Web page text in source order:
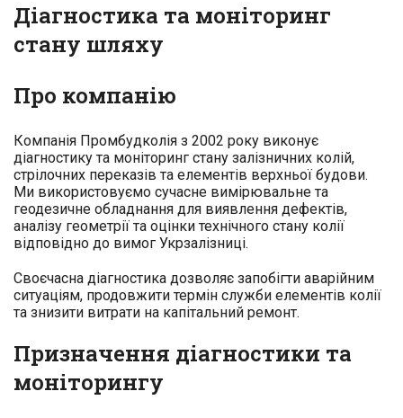
Діагностика та моніторинг
стану шляху
Про компанію
Компанія Промбудколія з 2002 року виконує
діагностику та моніторинг стану залізничних колій,
стрілочних переказів та елементів верхньої будови.
Ми використовуємо сучасне вимірювальне та
геодезичне обладнання для виявлення дефектів,
аналізу геометрії та оцінки технічного стану колії
відповідно до вимог Укрзалізниці.
Своєчасна діагностика дозволяє запобігти аварійним
ситуаціям, продовжити термін служби елементів колії
та знизити витрати на капітальний ремонт.
Призначення діагностики та
моніторингу